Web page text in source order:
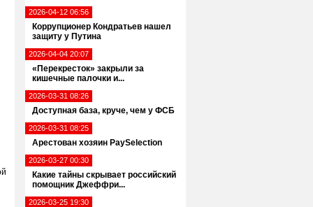
2026-04-12 06:56
Коррупционер Кондратьев нашел
защиту у Путина
2026-04-04 20:07
«Перекресток» закрыли за
кишечные палочки и...
2026-03-31 08:26
Доступная база, круче, чем у ФСБ
2026-03-31 08:25
Арестован хозяин PaySelection
2026-03-27 00:30
Какие тайны скрывает российский
помощник Джеффри...
2026-03-25 19:30